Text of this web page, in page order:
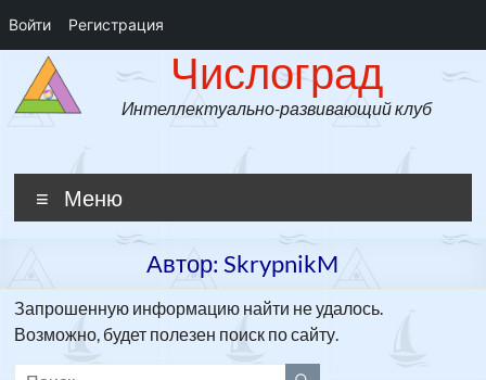
Войти Регистрация
Перейти
содержимому
ЧислоградЧислоград
Интеллектуально-развивающий клуб
Меню
Автор:SkrypnikM
Запрошенную информацию найти не удалось.
Возможно, будет полезен поиск по сайту.